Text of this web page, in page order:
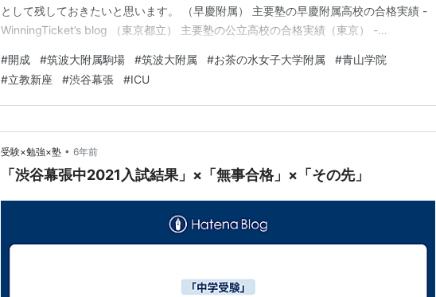
として残しておきたいと思います。 （早慶附属） 主要塾の早慶附属高校の合格実績 -
WinningTicket’s blog （東京都立） 主要塾の公立高校の合格実績（東京） -
WinningTicket’s blog （千葉公立） 主要塾の公立高校の合格実績（…
#開成 #筑波大附属駒場 #筑波大附属 #お茶の水女子大学附属 #青山学院
#立教新座 #渋谷幕張 #ICU
受験×勉強×塾 • 6年前
「渋谷幕張中2021入試結果」×「無事合格」×「その先」